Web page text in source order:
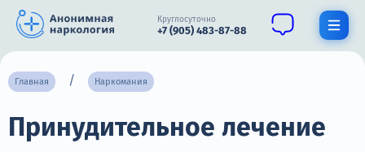
Круглосуточно
+7 (905) 483-87-88
О нас
Главная Наркомания
Принудительное лечение